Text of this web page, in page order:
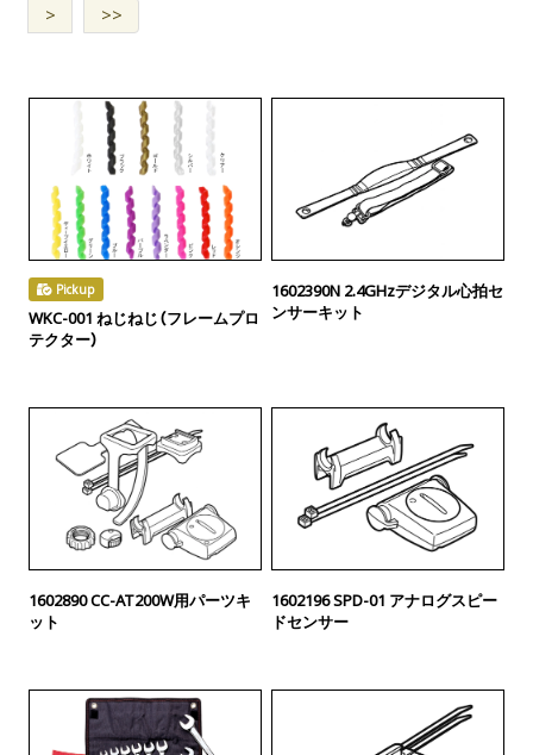
>
>>
Pickup
WKC-001 ねじねじ（フレームプロ
テクター）
1602390N 2.4GHzデジタル心拍セ
ンサーキット
1602890 CC-AT200W用パーツキ
ット
1602196 SPD-01 アナログスピー
ドセンサー